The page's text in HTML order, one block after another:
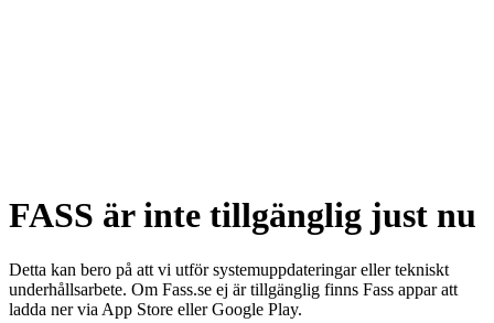
FASS är inte tillgänglig just nu
Detta kan bero på att vi utför systemuppdateringar eller tekniskt
underhållsarbete. Om Fass.se ej är tillgänglig finns Fass appar att
ladda ner via App Store eller Google Play.